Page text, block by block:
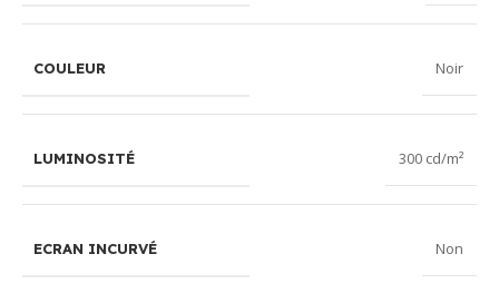
COULEUR Noir
LUMINOSITÉ 300 cd/m²
ECRAN INCURVÉ Non